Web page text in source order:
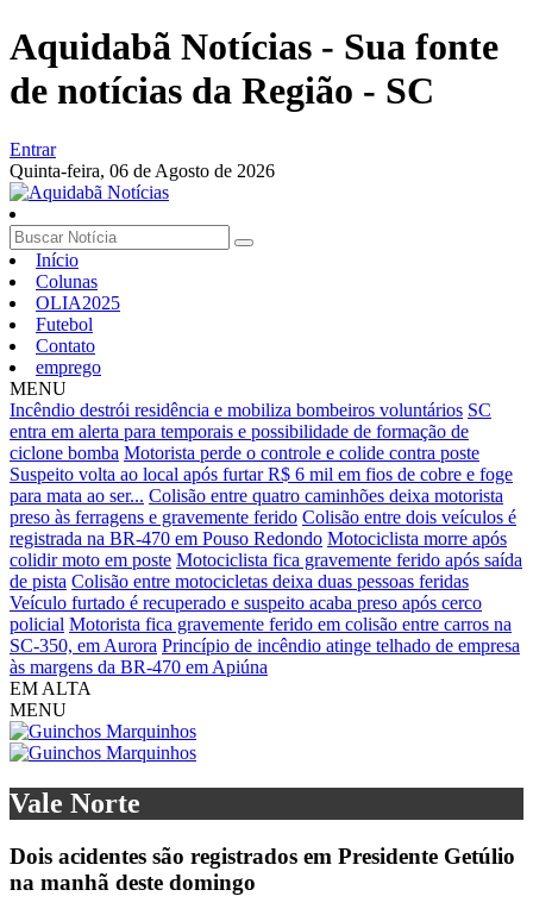
Aquidabã Notícias - Sua fonte
de notícias da Região - SC
Entrar
Quinta-feira, 06 de Agosto de 2026
Início
Colunas
OLIA2025
Futebol
Contato
emprego
MENU
Incêndio destrói residência e mobiliza bombeiros voluntários SC
entra em alerta para temporais e possibilidade de formação de
ciclone bomba Motorista perde o controle e colide contra poste
Suspeito volta ao local após furtar R$ 6 mil em fios de cobre e foge
para mata ao ser... Colisão entre quatro caminhões deixa motorista
preso às ferragens e gravemente ferido Colisão entre dois veículos é
registrada na BR-470 em Pouso Redondo Motociclista morre após
colidir moto em poste Motociclista fica gravemente ferido após saída
de pista Colisão entre motocicletas deixa duas pessoas feridas
Veículo furtado é recuperado e suspeito acaba preso após cerco
policial Motorista fica gravemente ferido em colisão entre carros na
SC-350, em Aurora Princípio de incêndio atinge telhado de empresa
às margens da BR-470 em Apiúna
EM ALTA
MENU
Vale Norte
Dois acidentes são registrados em Presidente Getúlio
na manhã deste domingo